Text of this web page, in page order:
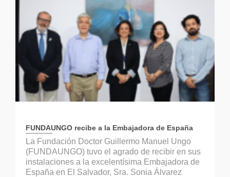
FUNDAUNGO recibe a la Embajadora de España
La Fundación Doctor Guillermo Manuel Ungo
(FUNDAUNGO) tuvo el agrado de recibir en sus
instalaciones a la excelentísima Embajadora de
España en El Salvador, Sra. Sonia Álvarez